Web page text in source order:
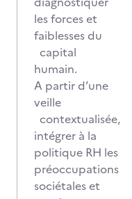
les forces et
faiblesses du
capital
humain.
A partir d’une
veille
contextualisée,
intégrer à la
politique RH les
préoccupations
sociétales et